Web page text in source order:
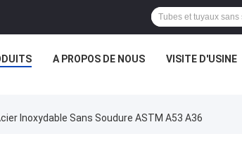
A PROPOS DE NOUS VISITE D'USINE
Inoxydable Sans Soudure ASTM A53 A36